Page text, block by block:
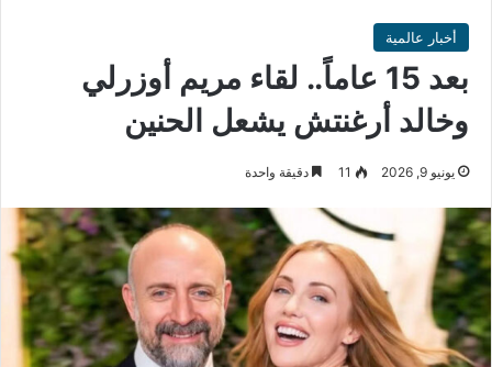
أخبار عالمية
بعد 15 عاماً.. لقاء مريم أوزرلي
وخالد أرغنتش يشعل الحنين
يونيو 9, 2026 11 دقيقة واحدة